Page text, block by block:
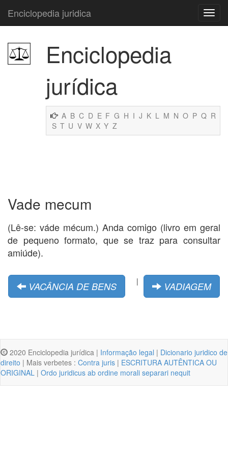
Enciclopedia juridica
Enciclopedia
jurídica
A B C D E F G H I J K L M N O P Q R
S T U V W X Y Z
Vade mecum
(Lê-se: váde mécum.) Anda comigo (livro em geral
de pequeno formato, que se traz para consultar
amiúde).
VACÂNCIA DE BENS | VADIAGEM
2020 Enciclopedia jurídica | Informação legal | Dicionario juridico de
direito | Mais verbetes : Contra juris | ESCRITURA AUTÊNTICA OU
ORIGINAL | Ordo juridicus ab ordine morali separari nequit